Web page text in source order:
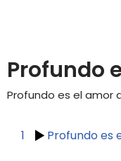
Profundo
Profundo es el amor
1 Profundo es